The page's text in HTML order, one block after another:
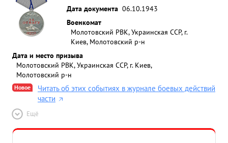
Дата документа 06.10.1943
Военкомат
Молотовский РВК, Украинская ССР, г.
Киев, Молотовский р-н
Дата и место призыва
Молотовский РВК, Украинская ССР, г. Киев,
Молотовский р-н
Новое
Читать об этих событиях в журнале боевых действий
части
Ещё